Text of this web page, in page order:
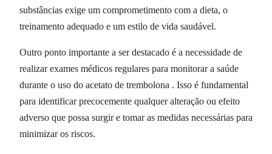
substâncias exige um comprometimento com a dieta, o
treinamento adequado e um estilo de vida saudável.
Outro ponto importante a ser destacado é a necessidade de
realizar exames médicos regulares para monitorar a saúde
durante o uso do acetato de trembolona . Isso é fundamental
para identificar precocemente qualquer alteração ou efeito
adverso que possa surgir e tomar as medidas necessárias para
minimizar os riscos.